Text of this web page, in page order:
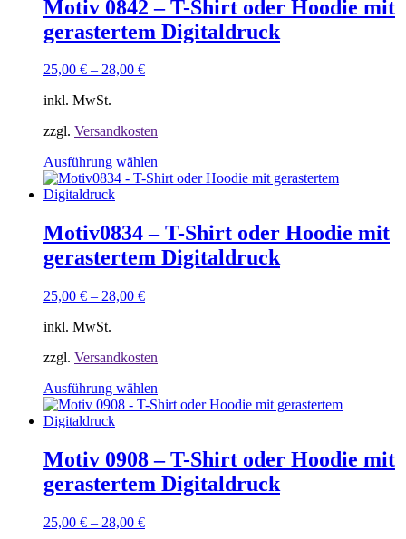
Motiv 0842 – T-Shirt oder Hoodie mit
gerastertem Digitaldruck
25,00 € – 28,00 €
inkl. MwSt.
zzgl. Versandkosten
Ausführung wählen
Produkt
Varianten
auf.
Die
Motiv0834 – T-Shirt oder Hoodie mit
gerastertem Digitaldruck
25,00 € – 28,00 €
inkl. MwSt.
zzgl. Versandkosten
Ausführung wählen
Produkt
Varianten
auf.
Die
Motiv 0908 – T-Shirt oder Hoodie mit
gerastertem Digitaldruck
25,00 € – 28,00 €